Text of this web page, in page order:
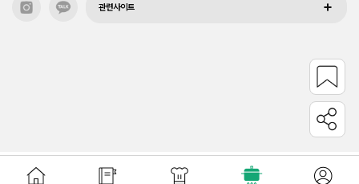
관련사이트